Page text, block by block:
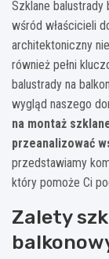
Szklane
wśród właścicieli
architektoniczny
również pełni
balustrady na
wygląd naszego
na montaż
przeanalizować
przedstawiamy
który pomoże Ci
Zalety